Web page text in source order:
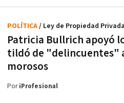
Patricia Bullrich apoyó
tildó de "delincuentes"
morosos
POLÍTICA/ Ley de Propiedad Privada
PoriProfesional